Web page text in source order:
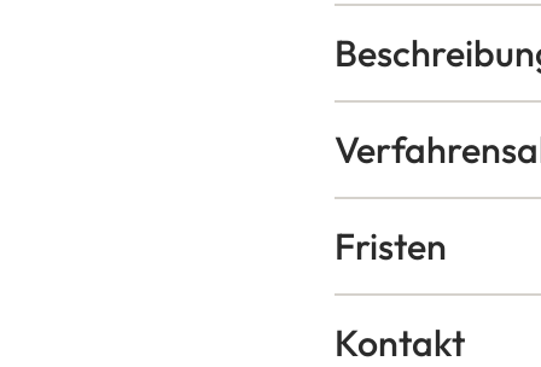
Fristen
Kontakt